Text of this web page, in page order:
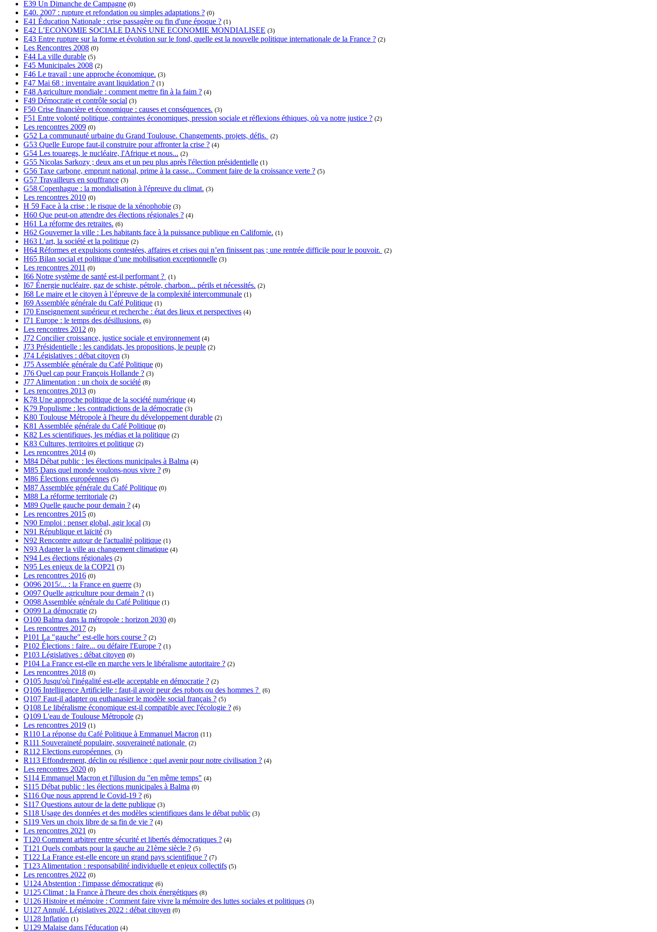
E39 Un Dimanche de Campagne (0)
E40. 2007 : rupture et refondation ou simples adaptations ? (0)
E41 Éducation Nationale : crise passagère ou fin d'une époque ? (1)
E42 L’ECONOMIE SOCIALE DANS UNE ECONOMIE MONDIALISEE (3)
E43 Entre rupture sur la forme et évolution sur le fond, quelle est la nouvelle politique internationale de la France ? (2)
Les Rencontres 2008 (0)
F44 La ville durable (5)
F45 Municipales 2008 (2)
F46 Le travail : une approche économique. (3)
F47 Mai 68 : inventaire avant liquidation ? (1)
F48 Agriculture mondiale : comment mettre fin à la faim ? (4)
F49 Démocratie et contrôle social (3)
F50 Crise financière et économique : causes et conséquences. (3)
F51 Entre volonté politique, contraintes économiques, pression sociale et réflexions éthiques, où va notre justice ? (2)
Les rencontres 2009 (0)
G52 La communauté urbaine du Grand Toulouse. Changements, projets, défis. (2)
G53 Quelle Europe faut-il construire pour affronter la crise ? (4)
G54 Les touaregs, le nucléaire, l'Afrique et nous... (2)
G55 Nicolas Sarkozy ; deux ans et un peu plus après l'élection présidentielle (1)
G56 Taxe carbone, emprunt national, prime à la casse... Comment faire de la croissance verte ? (5)
G57 Travailleurs en souffrance (3)
G58 Copenhague : la mondialisation à l'épreuve du climat. (3)
Les rencontres 2010 (0)
H 59 Face à la crise : le risque de la xénophobie (3)
H60 Que peut-on attendre des élections régionales ? (4)
H61 La réforme des retraites. (6)
H62 Gouverner la ville : Les habitants face à la puissance publique en Californie. (1)
H63 L'art, la société et la politique (2)
H64 Réformes et expulsions contestées, affaires et crises qui n’en finissent pas ; une rentrée difficile pour le pouvoir. (2)
H65 Bilan social et politique d’une mobilisation exceptionnelle (3)
Les rencontres 2011 (0)
I66 Notre système de santé est-il performant ? (1)
I67 Énergie nucléaire, gaz de schiste, pétrole, charbon... périls et nécessités. (2)
I68 Le maire et le citoyen à l’épreuve de la complexité intercommunale (1)
I69 Assemblée générale du Café Politique (1)
I70 Enseignement supérieur et recherche : état des lieux et perspectives (4)
I71 Europe : le temps des désillusions. (6)
Les rencontres 2012 (0)
J72 Concilier croissance, justice sociale et environnement (4)
J73 Présidentielle : les candidats, les propositions, le peuple (2)
J74 Législatives : débat citoyen (3)
J75 Assemblée générale du Café Politique (0)
J76 Quel cap pour François Hollande ? (3)
J77 Alimentation : un choix de société (8)
Les rencontres 2013 (0)
K78 Une approche politique de la société numérique (4)
K79 Populisme : les contradictions de la démocratie (3)
K80 Toulouse Métropole à l'heure du développement durable (2)
K81 Assemblée générale du Café Politique (0)
K82 Les scientifiques, les médias et la politique (2)
K83 Cultures, territoires et politique (2)
Les rencontres 2014 (0)
M84 Débat public : les élections municipales à Balma (4)
M85 Dans quel monde voulons-nous vivre ? (9)
M86 Élections européennes (5)
M87 Assemblée générale du Café Politique (0)
M88 La réforme territoriale (2)
M89 Quelle gauche pour demain ? (4)
Les rencontres 2015 (0)
N90 Emploi : penser global, agir local (3)
N91 République et laïcité (3)
N92 Rencontre autour de l'actualité politique (1)
N93 Adapter la ville au changement climatique (4)
N94 Les élections régionales (2)
N95 Les enjeux de la COP21 (3)
Les rencontres 2016 (0)
O096 2015/... : la France en guerre (3)
O097 Quelle agriculture pour demain ? (1)
O098 Assemblée générale du Café Politique (1)
O099 La démocratie (2)
O100 Balma dans la métropole : horizon 2030 (0)
Les rencontres 2017 (2)
P101 La "gauche" est-elle hors course ? (2)
P102 Élections : faire... ou défaire l'Europe ? (1)
P103 Législatives : débat citoyen (0)
P104 La France est-elle en marche vers le libéralisme autoritaire ? (2)
Les rencontres 2018 (0)
Q105 Jusqu'où l'inégalité est-elle acceptable en démocratie ? (2)
Q106 Intelligence Artificielle : faut-il avoir peur des robots ou des hommes ? (6)
Q107 Faut-il adapter ou euthanasier le modèle social français ? (5)
Q108 Le libéralisme économique est-il compatible avec l'écologie ? (6)
Q109 L'eau de Toulouse Métropole (2)
Les rencontres 2019 (1)
R110 La réponse du Café Politique à Emmanuel Macron (11)
R111 Souveraineté populaire, souveraineté nationale (2)
R112 Elections européennes (3)
R113 Effondrement, déclin ou résilience : quel avenir pour notre civilisation ? (4)
Les rencontres 2020 (0)
S114 Emmanuel Macron et l'illusion du "en même temps" (4)
S115 Débat public : les élections municipales à Balma (0)
S116 Que nous apprend le Covid-19 ? (6)
S117 Questions autour de la dette publique (3)
S118 Usage des données et des modèles scientifiques dans le débat public (3)
S119 Vers un choix libre de sa fin de vie ? (4)
Les rencontres 2021 (0)
T120 Comment arbitrer entre sécurité et libertés démocratiques ? (4)
T121 Quels combats pour la gauche au 21ème siècle ? (5)
T122 La France est-elle encore un grand pays scientifique ? (7)
T123 Alimentation : responsabilité individuelle et enjeux collectifs (5)
Les rencontres 2022 (0)
U124 Abstention : l'impasse démocratique (6)
U125 Climat : la France à l'heure des choix énergétiques (8)
U126 Histoire et mémoire : Comment faire vivre la mémoire des luttes sociales et politiques (3)
U127 Annulé. Législatives 2022 : débat citoyen (0)
U128 Inflation (1)
U129 Malaise dans l'éducation (4)